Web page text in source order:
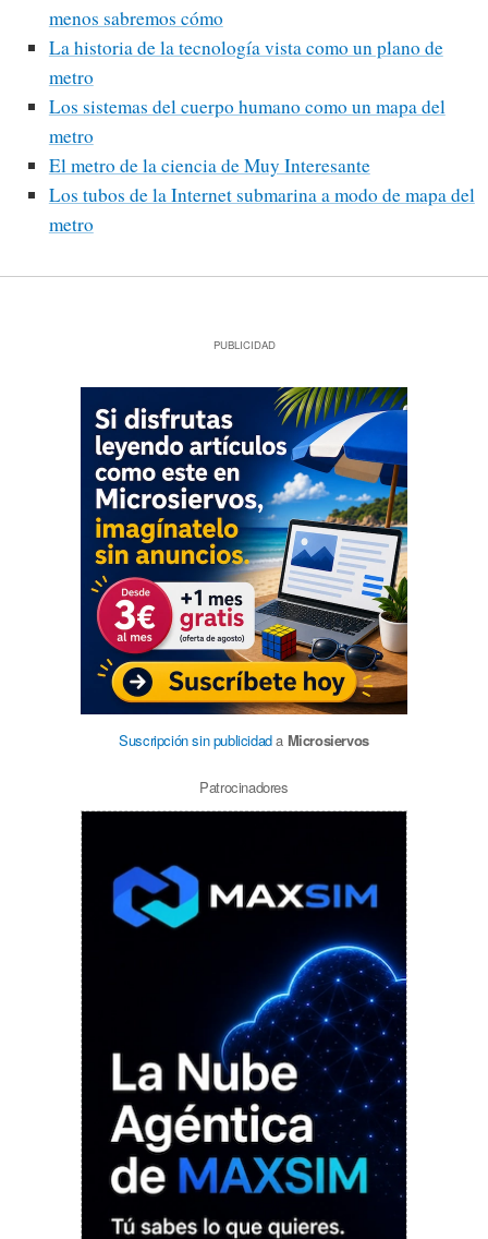
menos sabremos cómo
La historia de la tecnología vista como un plano de
metro
Los sistemas del cuerpo humano como un mapa del
metro
El metro de la ciencia de Muy Interesante
Los tubos de la Internet submarina a modo de mapa del
metro
PUBLICIDAD
Suscripción sin publicidada Microsiervos
Patrocinadores